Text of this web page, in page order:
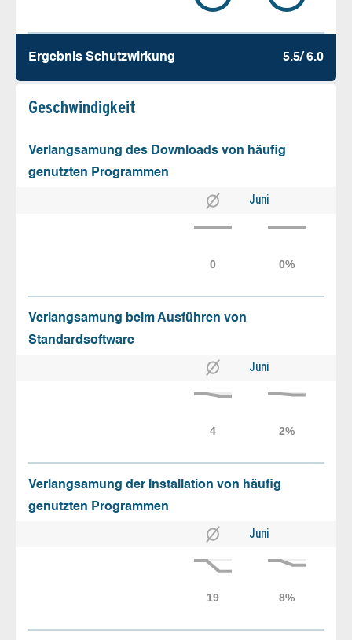
Ergebnis Schutz­wirkung 5.5/ 6.0
Geschw­indigkeit
Verlangsamung des Downloads von häufig
genutzten Programmen
Juni
Verlangsamung beim Ausführen von
Standardsoftware
Juni
Verlangsamung der Installation von häufig
genutzten Programmen
Juni